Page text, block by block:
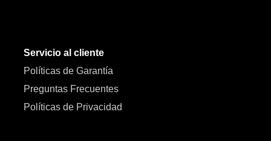
Servicio al cliente
Políticas de Garantía
Preguntas Frecuentes
Políticas de Privacidad